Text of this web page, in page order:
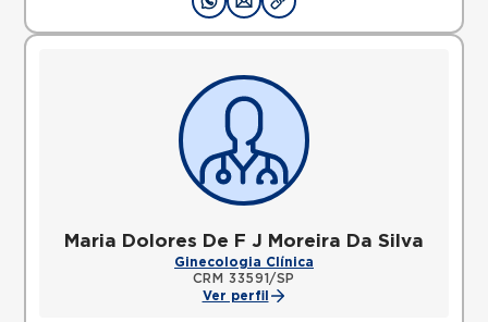
Maria Dolores De F J Moreira Da Silva
Ginecologia Clínica
CRM 33591/SP
Ver perfil